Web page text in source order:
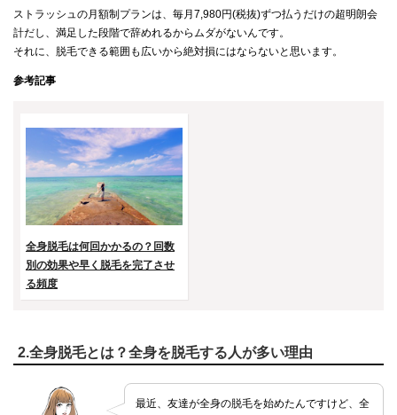
ストラッシュの月額制プランは、毎月7,980円(税抜)ずつ払うだけの超明朗会
計だし、満足した段階で辞めれるからムダがないんです。
それに、脱毛できる範囲も広いから絶対損にはならないと思います。
参考記事
全身脱毛は何回かかるの？回数
別の効果や早く脱毛を完了させ
る頻度
2.全身脱毛とは？全身を脱毛する人が多い理由
最近、友達が全身の脱毛を始めたんですけど、全